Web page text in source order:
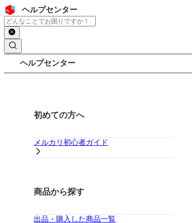
コンテンツにスキップ
ヘッダー
ヘルプセンター
検索
パンくずリスト
ヘルプセンター
サイドバー
初めての方へ
メルカリ初心者ガイド
商品から探す
出品・購入した商品一覧